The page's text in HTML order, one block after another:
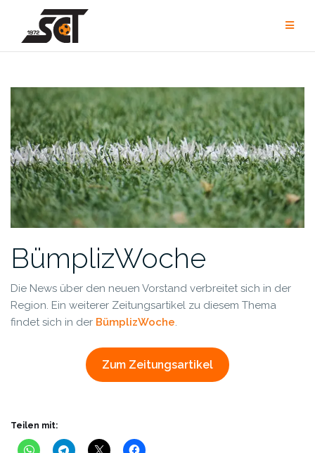
springen
BümplizWoche
Die News über den neuen Vorstand verbreitet sich in der
Region. Ein weiterer Zeitungsartikel zu diesem Thema
findet sich in der BümplizWoche.
Zum Zeitungsartikel
Teilen mit: